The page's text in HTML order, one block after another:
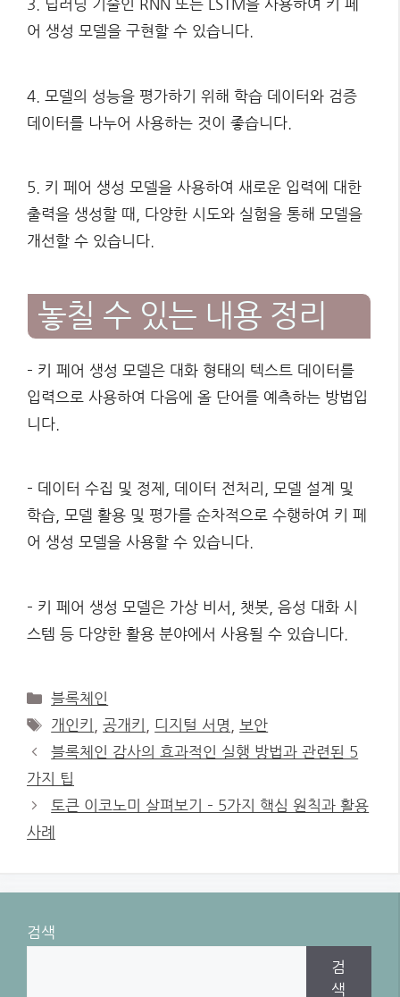
3. 딥러닝 기술인 RNN 또는 LSTM을 사용하여 키 페
어 생성 모델을 구현할 수 있습니다.
4. 모델의 성능을 평가하기 위해 학습 데이터와 검증
데이터를 나누어 사용하는 것이 좋습니다.
5. 키 페어 생성 모델을 사용하여 새로운 입력에 대한
출력을 생성할 때, 다양한 시도와 실험을 통해 모델을
개선할 수 있습니다.
놓칠 수 있는 내용 정리
– 키 페어 생성 모델은 대화 형태의 텍스트 데이터를
입력으로 사용하여 다음에 올 단어를 예측하는 방법입
니다.
– 데이터 수집 및 정제, 데이터 전처리, 모델 설계 및
학습, 모델 활용 및 평가를 순차적으로 수행하여 키 페
어 생성 모델을 사용할 수 있습니다.
– 키 페어 생성 모델은 가상 비서, 챗봇, 음성 대화 시
스템 등 다양한 활용 분야에서 사용될 수 있습니다.
Categories
블록체인
Tags
개인키 ,공개키 디지털 서명
보안
블록체인 감사의 효과적인 실행 방법과 관련된 5
가지 팁
토큰 이코노미 살펴보기 – 5가지 핵심 원칙과 활용
사례
검색
검
색